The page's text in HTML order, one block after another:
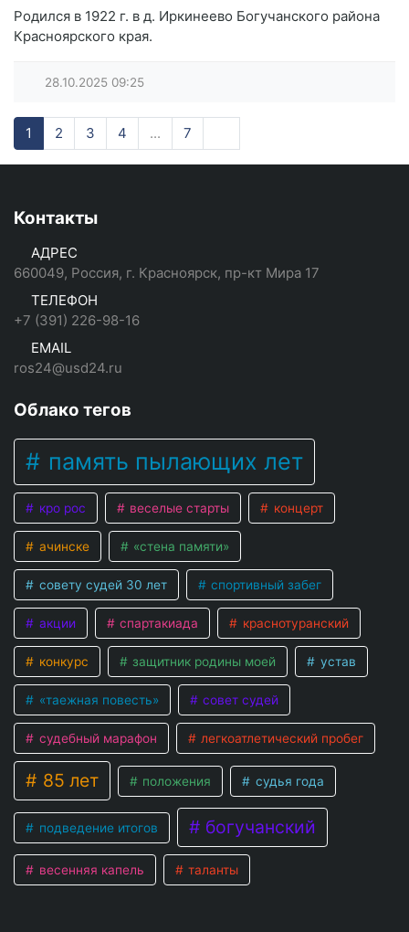
Родился в 1922 г. в д. Иркинеево Богучанского района
Красноярского края.
28.10.2025 09:25
1 2 3 4 ... 7
Контакты
АДРЕС
660049, Россия, г. Красноярск, пр-кт Мира 17
ТЕЛЕФОН
+7 (391) 226-98-16
EMAIL
ros24@usd24.ru
Облако тегов
память пылающих лет
кро рос веселые старты концерт
ачинске «стена памяти»
совету судей 30 лет спортивный забег
акции спартакиада краснотуранский
конкурс защитник родины моей устав
«таежная повесть» совет судей
судебный марафон легкоатлетический пробег
85 лет положения судья года
подведение итогов богучанский
весенняя капель таланты